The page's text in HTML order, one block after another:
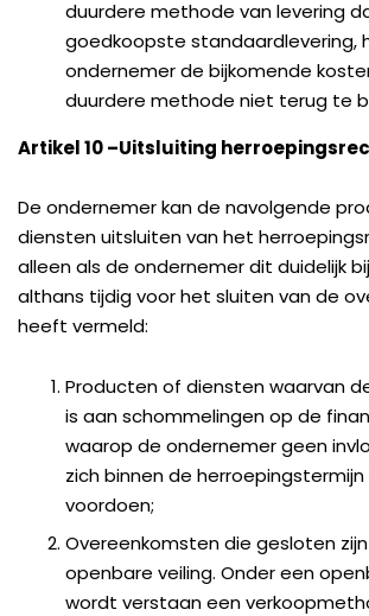
duurdere methode van levering
goedkoopste standaardlevering,
ondernemer de bijkomende
duurdere methode niet terug te
Artikel 10–Uitsluiting
De ondernemer kan de navolgende
diensten uitsluiten van het
alleen als de ondernemer dit duidelijk
althans tijdig voor het sluiten van de
heeft vermeld:
Producten of diensten waarvan
is aan schommelingen op de
waarop de ondernemer geen
zich binnen de herroepingstermijn
voordoen;
Overeenkomsten die gesloten
openbare veiling. Onder een
wordt verstaan een